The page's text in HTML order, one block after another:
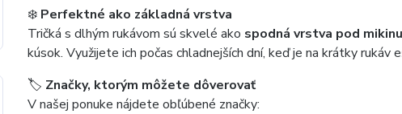
❄️ Perfektné ako základná vrstva
Tričká s dlhým rukávom sú skvelé ako spodná vrstva pod
kúsok. Využijete ich počas chladnejších dní, keď je na krátky rukáv
🏷️ Značky, ktorým môžete dôverovať
V našej ponuke nájdete obľúbené značky: